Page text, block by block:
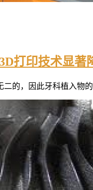
打印技术显著
的，因此牙科植入物